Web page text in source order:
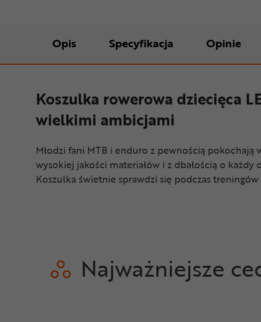
Opis Specyfikacja Opinie
Koszulka rowerowa dziecięca
wielkimi ambicjami
Młodzi fani MTB i enduro z pewnością pokochają
wysokiej jakości materiałów i z dbałością o
Koszulka świetnie sprawdzi się podczas
Najważniejsze